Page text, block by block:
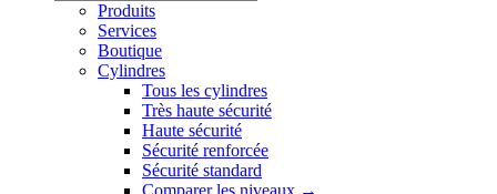
Produits
Services
Boutique
Cylindres
Tous les cylindres
Très haute sécurité
Haute sécurité
Sécurité renforcée
Sécurité standard